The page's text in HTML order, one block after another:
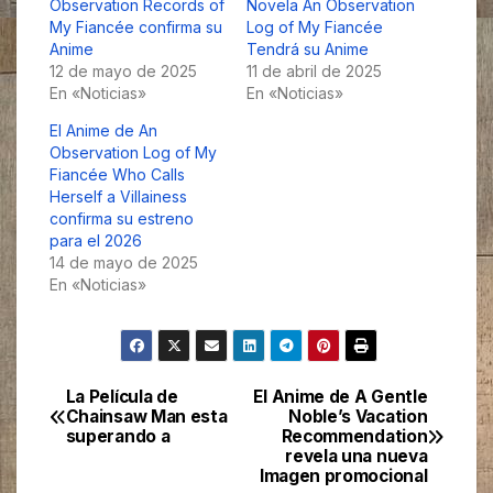
Observation Records of
My Fiancée confirma su
Anime
12 de mayo de 2025
En «Noticias»
Novela An Observation
Log of My Fiancée
Tendrá su Anime
11 de abril de 2025
En «Noticias»
El Anime de An
Observation Log of My
Fiancée Who Calls
Herself a Villainess
confirma su estreno
para el 2026
14 de mayo de 2025
En «Noticias»
Navegación
de
El Anime de A Gentle
Noble’s Vacation
Recommendation
revela una nueva
Imagen promocional
La Película de
Chainsaw Man esta
superando a